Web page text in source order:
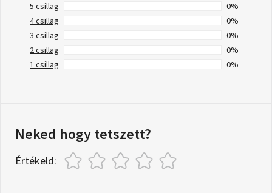
5 csillag
0%
4 csillag
0%
3 csillag
0%
2 csillag
0%
1 csillag
0%
Neked hogy tetszett?
Értékeld: